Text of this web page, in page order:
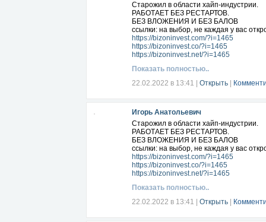
Старожил в области хайп-индустрии.
РАБОТАЕТ БЕЗ РЕСТАРТОВ.
БЕЗ ВЛОЖЕНИЯ И БЕЗ БАЛОВ
ссылки: на выбор, не каждая у вас
https://bizoninvest.com/?i=1465
https://bizoninvest.co/?i=1465
https://bizoninvest.net/?i=1465
Показать полностью..
22.02.2022 в 13:41
Открыть
Игорь Анатольевич
Старожил в области хайп-индустрии.
РАБОТАЕТ БЕЗ РЕСТАРТОВ.
БЕЗ ВЛОЖЕНИЯ И БЕЗ БАЛОВ
ссылки: на выбор, не каждая у вас
https://bizoninvest.com/?i=1465
https://bizoninvest.co/?i=1465
https://bizoninvest.net/?i=1465
Показать полностью..
22.02.2022 в 13:41
Открыть